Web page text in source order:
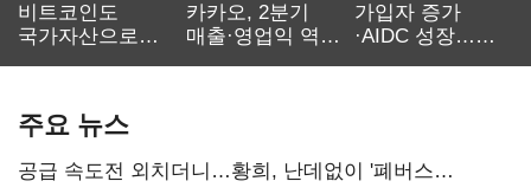
비트코인도
국가자산으로…'
카카오, 2분기
매출·영업익 역대
가입자 증가
·AIDC 성장…
주요 뉴스
공급 속도전 외치더니…황희, 난데없이 '폐버스